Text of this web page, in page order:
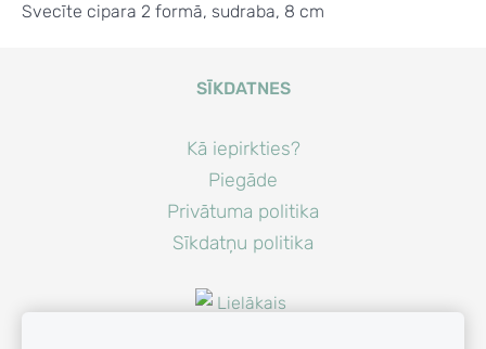
Svecīte cipara 2 formā, sudraba, 8 cm
SĪKDATNES
Kā iepirkties?
Piegāde
Privātuma politika
Sīkdatņu politika